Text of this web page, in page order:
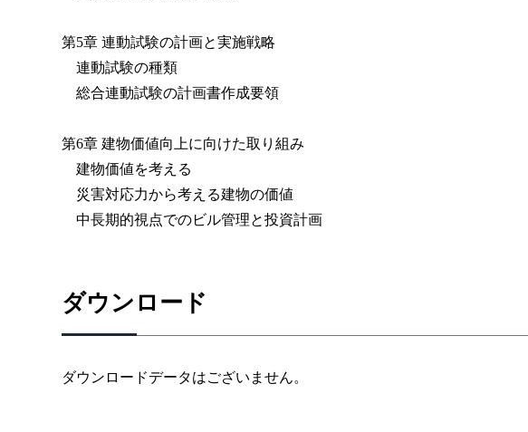
第5章 連動試験の計画と実施戦略
連動試験の種類
総合連動試験の計画書作成要領
第6章 建物価値向上に向けた取り組み
建物価値を考える
災害対応力から考える建物の価値
中長期的視点でのビル管理と投資計画
ダウンロード
ダウンロードデータはございません。